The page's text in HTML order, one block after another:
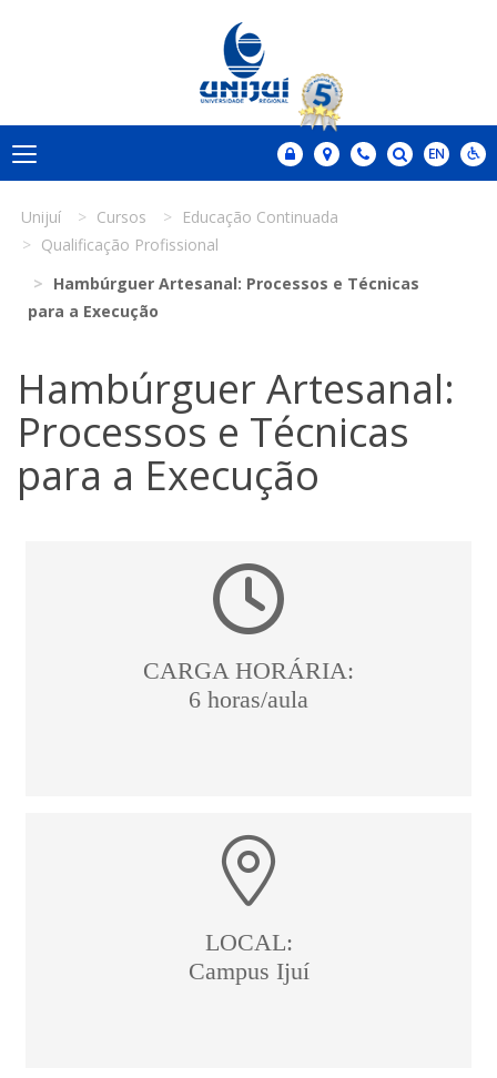
Unijuí Cursos
Educação Continuada
Qualificação Profissional
Hambúrguer Artesanal: Processos e Técnicas
para a Execução
Hambúrguer Artesanal:
Processos e Técnicas
para a Execução